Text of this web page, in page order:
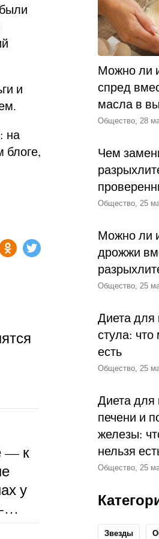
и
на
блоге,
— к
у
Можно ли
спред
масла в
Общество, 28
Чем
Общество, 25
Можно ли
дрожжи
Общество, 25
Диета для
стула:
есть
Общество, 25
Диета для
печени и
железы:
нельзя
Общество, 25
Звезды